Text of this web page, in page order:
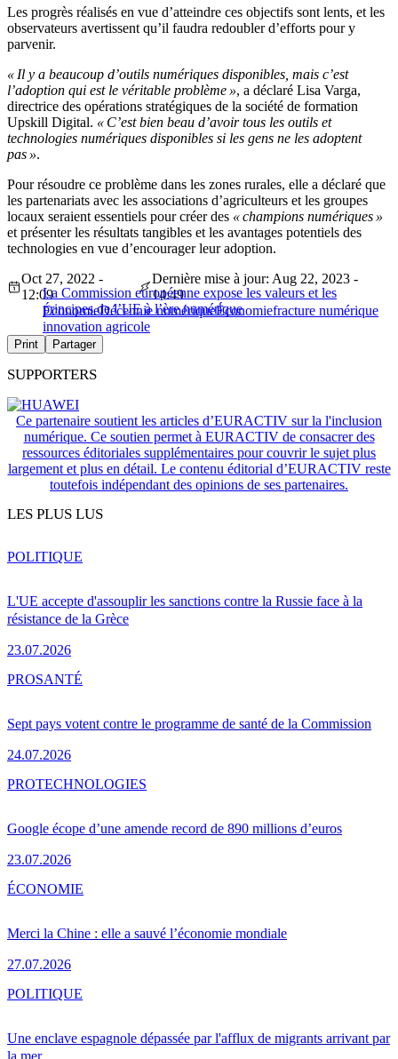
Les progrès réalisés en vue d’atteindre ces objectifs sont lents, et les
observateurs avertissent qu’il faudra redoubler d’efforts pour y
parvenir.
« Il y a beaucoup d’outils numériques disponibles, mais c’est
l’adoption qui est le véritable problème », a déclaré Lisa Varga,
directrice des opérations stratégiques de la société de formation
Upskill Digital. « C’est bien beau d’avoir tous les outils et
technologies numériques disponibles si les gens ne les adoptent
pas ».
Pour résoudre ce problème dans les zones rurales, elle a déclaré que
les partenariats avec les associations d’agriculteurs et les groupes
locaux seraient essentiels pour créer des « champions numériques »
et présenter les résultats tangibles et les avantages potentiels des
technologies en vue d’encourager leur adoption.
La Commission européenne expose les valeurs et les
principes de l’UE à l’ère numérique
Oct 27, 2022 -
12:09
Dernière mise à jour: Aug 22, 2023 -
14:49
ÉconomieDécennie numériqueÉconomiefracture numérique
innovation agricole
Print Partager
SUPPORTERS
Ce partenaire soutient les articles d’EURACTIV sur la l'inclusion
numérique. Ce soutien permet à EURACTIV de consacrer des
ressources éditoriales supplémentaires pour couvrir le sujet plus
largement et plus en détail. Le contenu éditorial d’EURACTIV reste
toutefois indépendant des opinions de ses partenaires.
LES PLUS LUS
L'UE accepte d'assouplir les sanctions contre la Russie face à la
résistance de la Grèce
23.07.2026
POLITIQUE
Sept pays votent contre le programme de santé de la Commission
24.07.2026
PROSANTÉ
Google écope d’une amende record de 890 millions d’euros
23.07.2026
PROTECHNOLOGIES
Merci la Chine : elle a sauvé l’économie mondiale
27.07.2026
ÉCONOMIE
Une enclave espagnole dépassée par l'afflux de migrants arrivant par
la mer
POLITIQUE